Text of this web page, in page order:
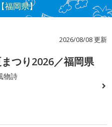
福岡県】
2026/08/08 更新
つり2026／福岡県
物詩